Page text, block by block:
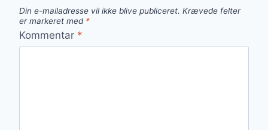
Din e-mailadresse vil ikke blive publiceret. Krævede felter
er markeret med *
Kommentar *